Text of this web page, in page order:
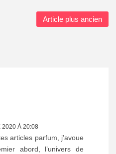
Article plus ancien
2020 À 20:08
articles parfum, j’avoue
abord, l’univers de